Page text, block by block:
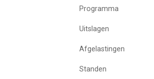
Programma
Uitslagen
Afgelastingen
Standen